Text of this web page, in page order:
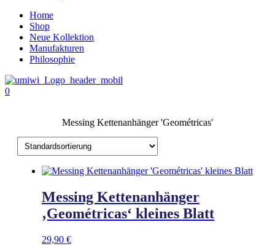
Home
Shop
Neue Kollektion
Manufakturen
Philosophie
0
Messing Kettenanhänger 'Geométricas'
Messing Kettenanhänger
‚Geométricas‘ kleines Blatt
29,90 €